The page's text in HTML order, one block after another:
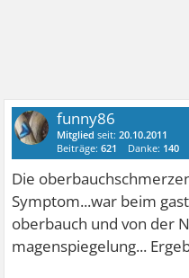
funny86
Mitglied seit:20.10.2011
Beiträge:621 Danke: 140
Die
Symptom...war beim
oberbauch und von der
magenspiegelung...